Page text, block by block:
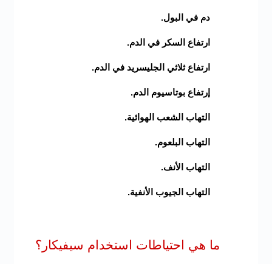
دم في البول.
ارتفاع السكر في الدم.
ارتفاع ثلاثي الجليسريد في الدم.
إرتفاع بوتاسيوم الدم.
التهاب الشعب الهوائية.
التهاب البلعوم.
التهاب الأنف.
التهاب الجيوب الأنفية.
ما هي احتياطات استخدام سيفيكار؟